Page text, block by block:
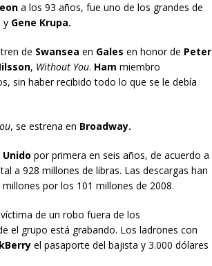
a los 93 años, fue uno de los grandes de
y Gene Krupa.
de Swansea en Gales en honor de Peter
, Without You. Ham miembro
sin haber recibido todo lo que se le debía
, se estrena en Broadway.
Unido por primera en seis años, de acuerdo a
a 928 millones de libras. Las descargas han
por los 101 millones de 2008.
de un robo fuera de los
el grupo está grabando. Los ladrones con
el pasaporte del bajista y 3.000 dólares